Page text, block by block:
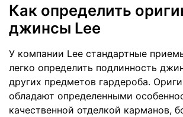
Как определить
джинсы Lee
У компании Lee стандартные
легко определить подлинность
других предметов гардероба.
обладают определенными
качественной отделкой карманов,